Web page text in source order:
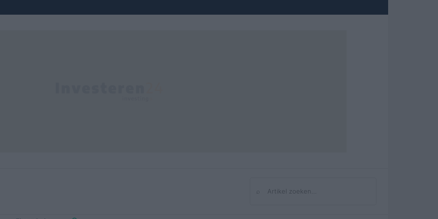
Zoeken